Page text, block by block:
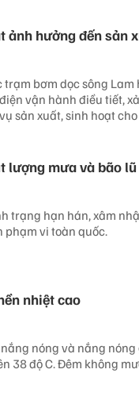
ảnh hưởng đến sản
bơm dọc sông Lam
vận hành điều tiết,
sản xuất, sinh hoạt
lượng mưa và bão
trạng hạn hán, xâm
vi toàn quốc.
nhiệt cao
nóng và nắng
38 độ C. Đêm không